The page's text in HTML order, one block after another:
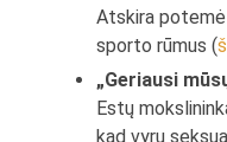
Atskira
sporto rūmus (
„Geriausi
Estų
kad vyrų